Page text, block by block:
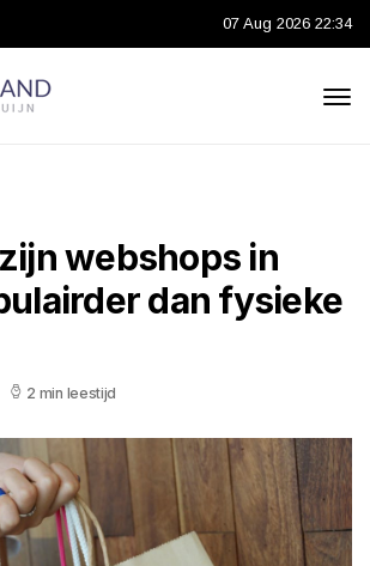
07 Aug 2026 22:34
webshops in
dan fysieke
2 min leestijd